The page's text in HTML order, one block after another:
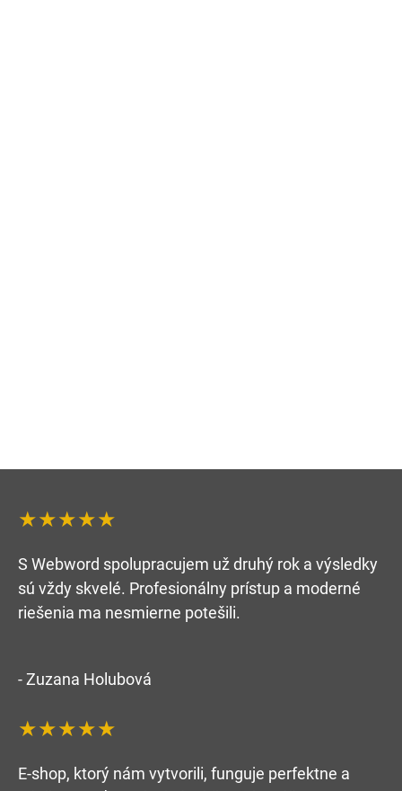
★★★★★
S Webword spolupracujem už druhý rok a výsledky
sú vždy skvelé. Profesionálny prístup a moderné
riešenia ma nesmierne potešili.
- Zuzana Holubová
★★★★★
E-shop, ktorý nám vytvorili, funguje perfektne a